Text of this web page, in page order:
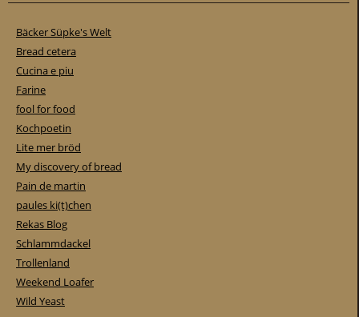
Bäcker Süpke's Welt
Bread cetera
Cucina e piu
Farine
fool for food
Kochpoetin
Lite mer bröd
My discovery of bread
Pain de martin
paules ki(t)chen
Rekas Blog
Schlammdackel
Trollenland
Weekend Loafer
Wild Yeast